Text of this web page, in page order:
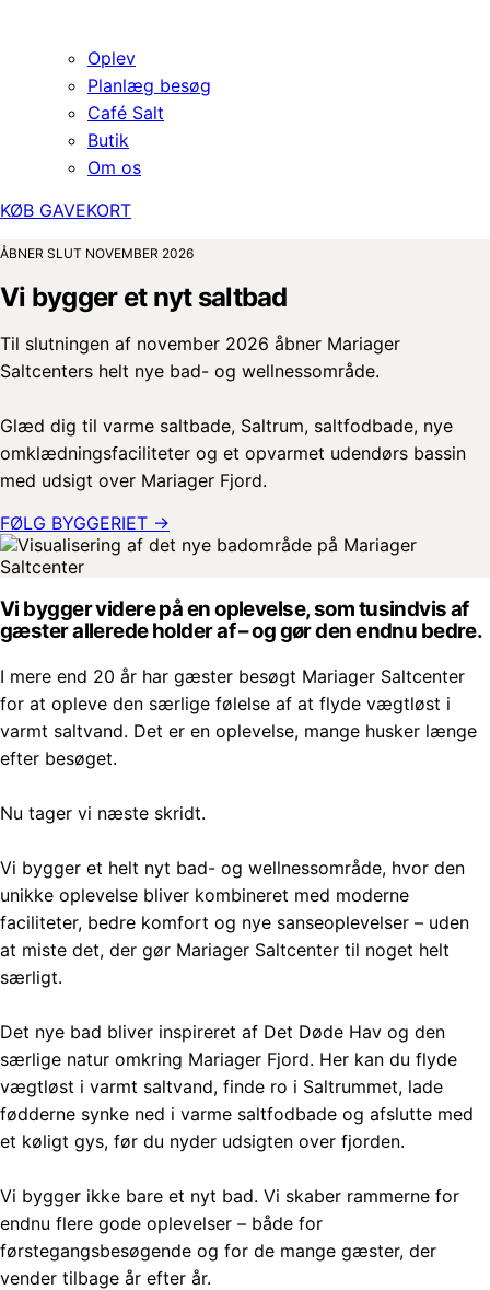
Oplev
Planlæg besøg
Café Salt
Butik
Om os
KØB GAVEKORT
ÅBNER SLUT NOVEMBER 2026
Vi bygger et nyt saltbad
Til slutningen af november 2026 åbner Mariager
Saltcenters helt nye bad- og wellnessområde.
Glæd dig til varme saltbade, Saltrum, saltfodbade, nye
omklædningsfaciliteter og et opvarmet udendørs bassin
med udsigt over Mariager Fjord.
FØLG BYGGERIET →
Vi bygger videre på en oplevelse, som tusindvis af
gæster allerede holder af – og gør den endnu bedre.
I mere end 20 år har gæster besøgt Mariager Saltcenter
for at opleve den særlige følelse af at flyde vægtløst i
varmt saltvand. Det er en oplevelse, mange husker længe
efter besøget.
Nu tager vi næste skridt.
Vi bygger et helt nyt bad- og wellnessområde, hvor den
unikke oplevelse bliver kombineret med moderne
faciliteter, bedre komfort og nye sanseoplevelser – uden
at miste det, der gør Mariager Saltcenter til noget helt
særligt.
Det nye bad bliver inspireret af Det Døde Hav og den
særlige natur omkring Mariager Fjord. Her kan du flyde
vægtløst i varmt saltvand, finde ro i Saltrummet, lade
fødderne synke ned i varme saltfodbade og afslutte med
et køligt gys, før du nyder udsigten over fjorden.
Vi bygger ikke bare et nyt bad. Vi skaber rammerne for
endnu flere gode oplevelser – både for
førstegangsbesøgende og for de mange gæster, der
vender tilbage år efter år.